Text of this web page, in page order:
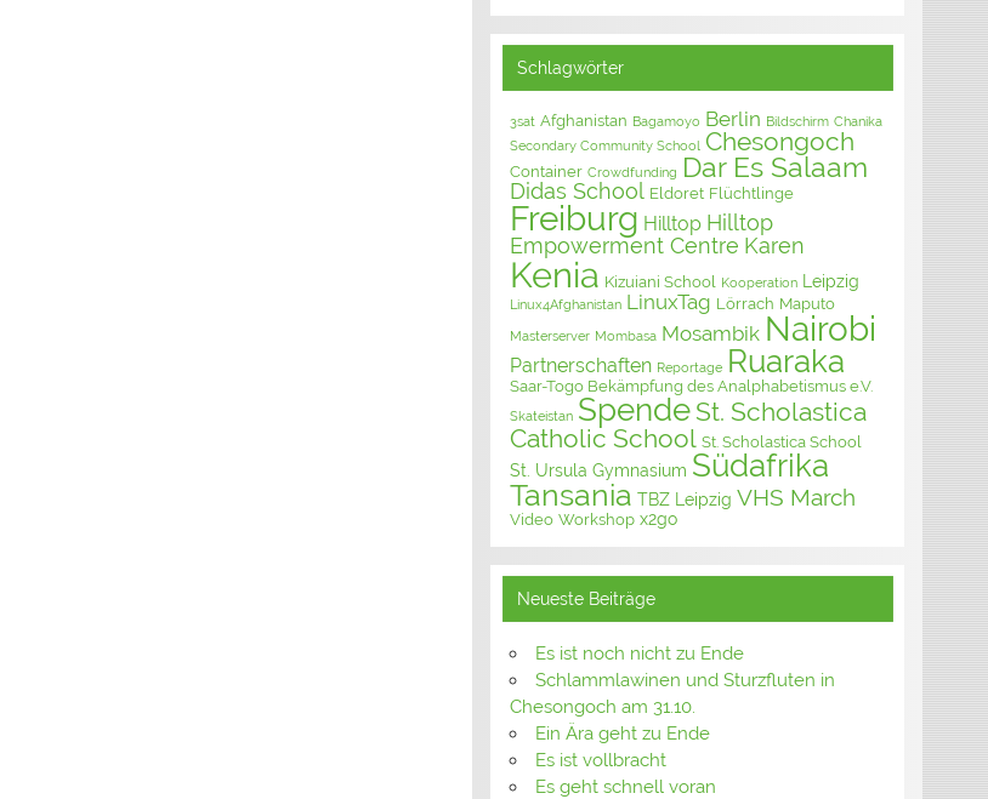
Schlagwörter
3sat Afghanistan Bagamoyo Berlin Bildschirm Chanika
Secondary Community School Chesongoch
Container Crowdfunding Dar Es Salaam
Didas School Eldoret Flüchtlinge
Freiburg Hilltop Hilltop
Empowerment Centre Karen
Kenia Kizuiani School Kooperation Leipzig
Linux4Afghanistan LinuxTag Lörrach Maputo
Masterserver Mombasa Mosambik Nairobi
Partnerschaften Reportage Ruaraka
Saar-Togo Bekämpfung des Analphabetismus e.V.
Skateistan Spende St. Scholastica
Catholic School St. Scholastica School
St. Ursula Gymnasium Südafrika
Tansania TBZ Leipzig VHS March
Video Workshop x2go
Neueste Beiträge
Es ist noch nicht zu Ende
Schlammlawinen und Sturzfluten in
Chesongoch am 31.10.
Ein Ära geht zu Ende
Es ist vollbracht
Es geht schnell voran